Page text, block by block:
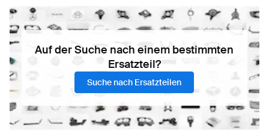
Auf der Suche nach einem bestimmten
Ersatzteil?
Suche nach Ersatzteilen